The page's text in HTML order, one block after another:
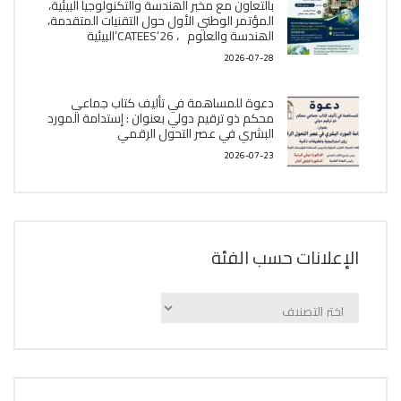
بالتعاون مع مخبر الھندسة والتكنولوجيا البیئیة،
المؤتمر الوطني الأول حول التقنيات المتقدمة،
الھندسة والعلوم ، CATEES’26’البیئية
2026-07-28
دعوة للمساهمة في تأليف كتاب جماعي
محكم ذو ترقيم دولي بعنوان : إستدامة المورد
البشري في عصر التحول الرقمي
2026-07-23
الإعلانات حسب الفئة
الإعلانات